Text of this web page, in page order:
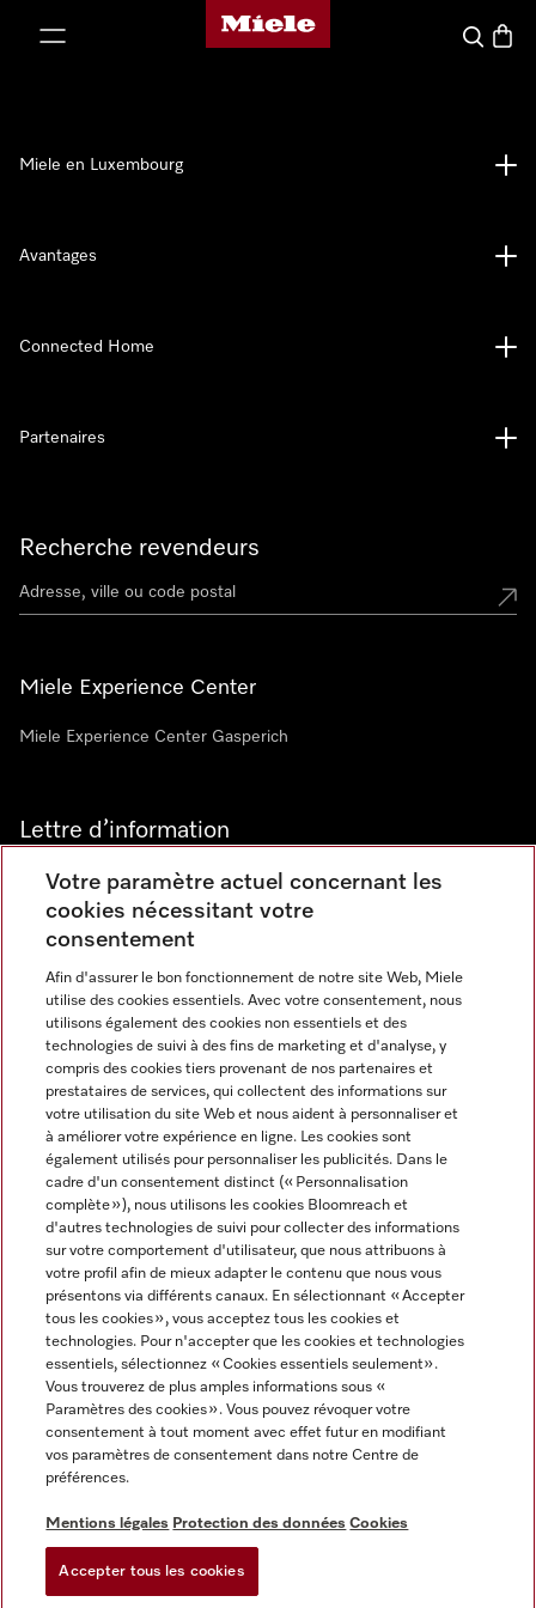
Page d'accueil de Miele
Panier
Recherche revendeurs
Miele Experience Center
Miele Experience Center Gasperich
Lettre d’information
Langue
FRANCAIS
Miele en Luxembourg
Avantages
Connected Home
Partenaires
Informations légales
CGV
Conditions d’utilisation
Déclaration d'accessibilité
Digital Services Act
Miele sur Instagram
Miele sur Youtube
Votre paramètre actuel concernant les
cookies nécessitant votre
consentement
Afin d'assurer le bon fonctionnement de notre site Web, Miele
utilise des cookies essentiels. Avec votre consentement, nous
utilisons également des cookies non essentiels et des
technologies de suivi à des fins de marketing et d'analyse, y
compris des cookies tiers provenant de nos partenaires et
prestataires de services, qui collectent des informations sur
votre utilisation du site Web et nous aident à personnaliser et
à améliorer votre expérience en ligne. Les cookies sont
également utilisés pour personnaliser les publicités. Dans le
cadre d'un consentement distinct (« Personnalisation
complète »), nous utilisons les cookies Bloomreach et
d'autres technologies de suivi pour collecter des informations
sur votre comportement d'utilisateur, que nous attribuons à
votre profil afin de mieux adapter le contenu que nous vous
présentons via différents canaux. En sélectionnant « Accepter
tous les cookies », vous acceptez tous les cookies et
technologies. Pour n'accepter que les cookies et technologies
essentiels, sélectionnez « Cookies essentiels seulement».
Vous trouverez de plus amples informations sous «
Paramètres des cookies ». Vous pouvez révoquer votre
consentement à tout moment avec effet futur en modifiant
vos paramètres de consentement dans notre Centre de
préférences.
Mentions légales Protection des données Cookies
Accepter tous les cookies